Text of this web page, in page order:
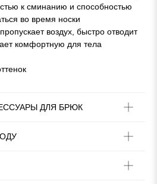
к сминанию и способностью
во время носки
воздух, быстро отводит
комфортную для тела
ДЛЯ БРЮК